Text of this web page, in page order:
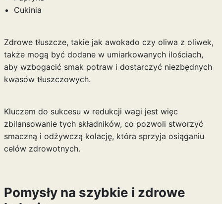
Cukinia
Zdrowe tłuszcze, takie jak awokado czy oliwa z oliwek,
także mogą być dodane w umiarkowanych ilościach,
aby wzbogacić smak potraw i dostarczyć niezbędnych
kwasów tłuszczowych.
Kluczem do sukcesu w redukcji wagi jest więc
zbilansowanie tych składników, co pozwoli stworzyć
smaczną i odżywczą kolację, która sprzyja osiąganiu
celów zdrowotnych.
Pomysły na szybkie i zdrowe